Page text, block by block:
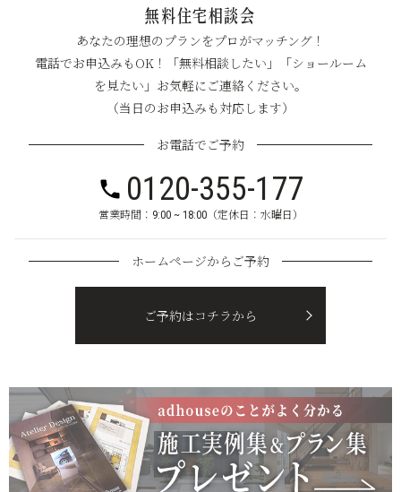
無料住宅相談会
あなたの理想のプランをプロがマッチング！
電話でお申込みもOK！「無料相談したい」「ショールーム
を見たい」お気軽にご連絡ください。
（当日のお申込みも対応します）
お電話でご予約
0120-355-177
営業時間：9:00 ~ 18:00（定休日：水曜日）
ホームページからご予約
ご予約はコチラから